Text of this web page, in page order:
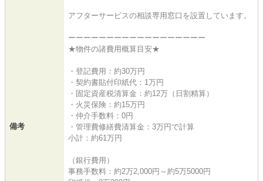
備考
アフターサービスの相談専用窓口を設置しています。
ーーーーーーーーーーーーーーーーーー
★物件の諸費用概算目安★
・登記費用：約30万円
・契約書貼付印紙代：1万円
・固定資産税清算金：約12万（日割精算）
・火災保険：約15万円
・仲介手数料：0円
・管理費修繕費清算金：3万円で計算
小計：約61万円
（銀行費用）
事務手数料：約2万2,000円～約5万5000円